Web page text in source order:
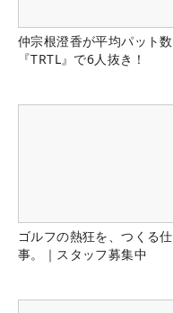
仲宗根澄香が平均パット数
『TRTL』で6人抜き！
ゴルフの熱狂を、つくる仕
事。｜スタッフ募集中